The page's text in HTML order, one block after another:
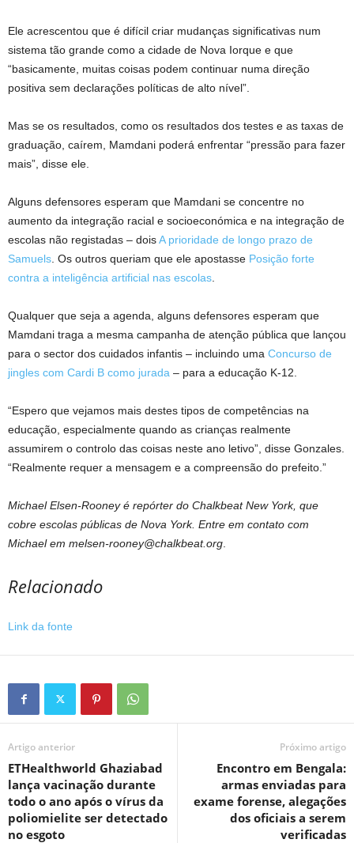
Ele acrescentou que é difícil criar mudanças significativas num
sistema tão grande como a cidade de Nova Iorque e que
“basicamente, muitas coisas podem continuar numa direção
positiva sem declarações políticas de alto nível”.
Mas se os resultados, como os resultados dos testes e as taxas de
graduação, caírem, Mamdani poderá enfrentar “pressão para fazer
mais”, disse ele.
Alguns defensores esperam que Mamdani se concentre no
aumento da integração racial e socioeconómica e na integração de
escolas não registadas – doisA prioridade de longo prazo de
Samuels . Os outros queriam que ele apostasse Posição forte
contra a inteligência artificial nas escolas
Qualquer que seja a agenda, alguns defensores esperam que
Mamdani traga a mesma campanha de atenção pública que lançou
para o sector dos cuidados infantis – incluindo uma Concurso de
jingles com Cardi B como jurada – para a educação K-12.
“Espero que vejamos mais destes tipos de competências na
educação, especialmente quando as crianças realmente
assumirem o controlo das coisas neste ano letivo”, disse Gonzales.
“Realmente requer a mensagem e a compreensão do prefeito.”
Michael Elsen-Rooney é repórter do Chalkbeat New York, que
cobre escolas públicas de Nova York. Entre em contato com
Michael em melsen-rooney@chalkbeat.org
Relacionado
Link da fonte
Artigo anterior
ETHealthworld Ghaziabad
lança vacinação durante
todo o ano após o vírus da
poliomielite ser detectado
no esgoto
Próximo artigo
Encontro em Bengala:
armas enviadas para
exame forense, alegações
dos oficiais a serem
verificadas